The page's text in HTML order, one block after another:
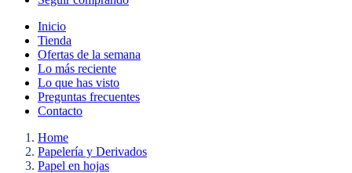
Inicio
Tienda
Ofertas de la semana
Lo más reciente
Lo que has visto
Preguntas frecuentes
Contacto
Home
Papelería y Derivados
Papel en hojas